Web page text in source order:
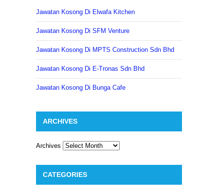
Jawatan Kosong Di Elwafa Kitchen
Jawatan Kosong Di SFM Venture
Jawatan Kosong Di MPTS Construction Sdn Bhd
Jawatan Kosong Di E-Tronas Sdn Bhd
Jawatan Kosong Di Bunga Cafe
ARCHIVES
Archives
CATEGORIES